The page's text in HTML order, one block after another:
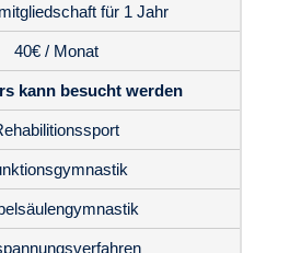
für 1 Jahr
40€ / Monat
kann besucht werden